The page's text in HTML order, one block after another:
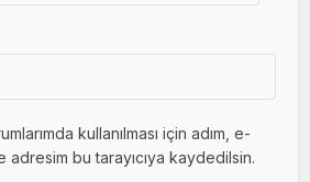
kullanılması için adım, e-
bu tarayıcıya kaydedilsin.